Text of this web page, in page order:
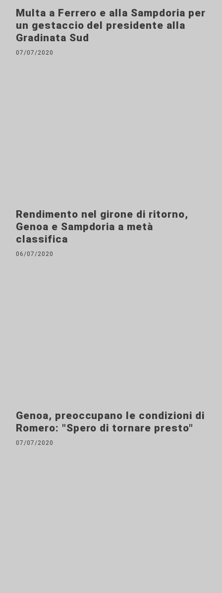
Multa a Ferrero e alla Sampdoria per
un gestaccio del presidente alla
Gradinata Sud
07/07/2020
Rendimento nel girone di ritorno,
Genoa e Sampdoria a metà
classifica
06/07/2020
Genoa, preoccupano le condizioni di
Romero: "Spero di tornare presto"
07/07/2020